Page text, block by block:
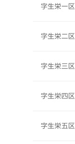
字生栄一区
字生栄二区
字生栄三区
字生栄四区
字生栄五区